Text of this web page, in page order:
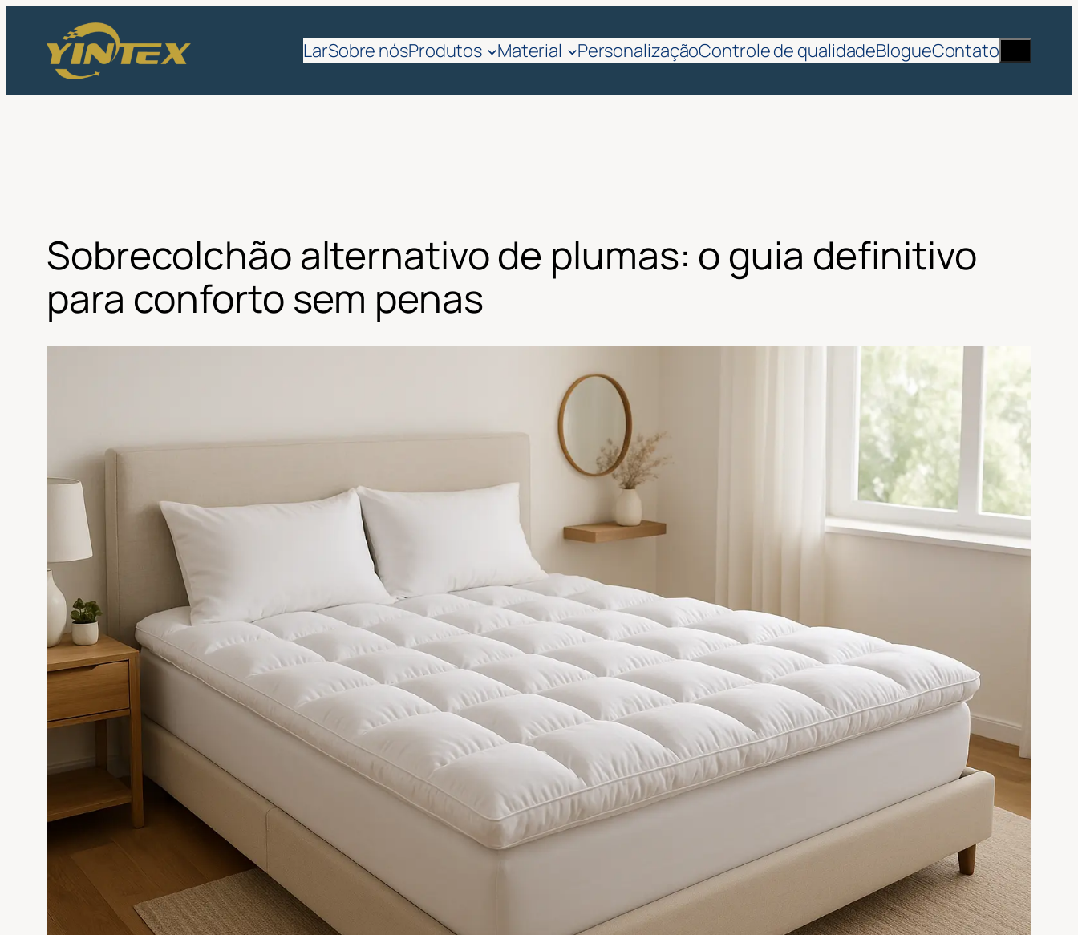
conteúdo
LarSobre nósProdutos Material PersonalizaçãoControle de qualidadeBlogueContato
Sobrecolchão alternativo de plumas: o guia definitivo
para conforto sem penas